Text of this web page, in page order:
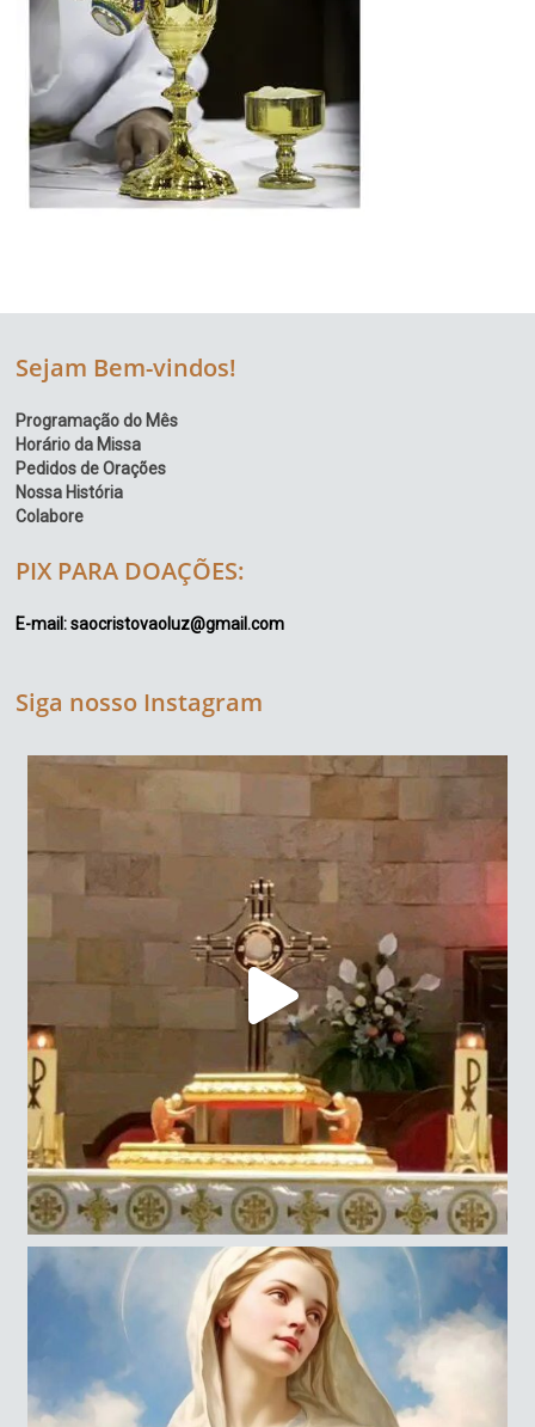
Sejam Bem-vindos!
Programação do Mês
Horário da Missa
Pedidos de Orações
Nossa História
Colabore
PIX PARA DOAÇÕES:
E-mail: saocristovaoluz@gmail.com
Siga nosso Instagram